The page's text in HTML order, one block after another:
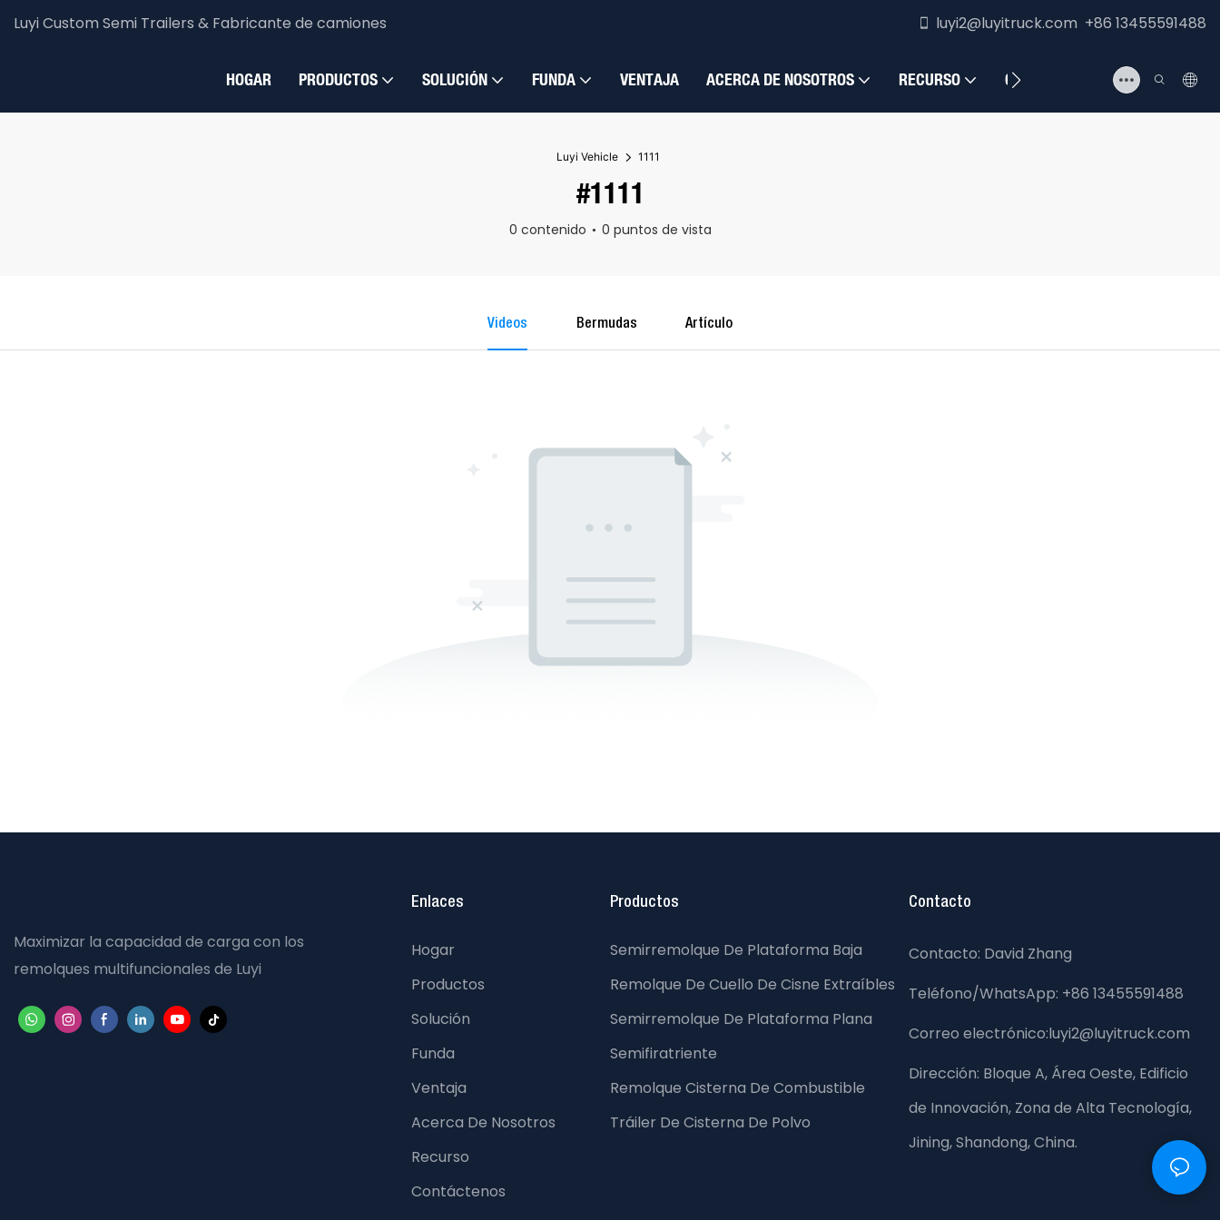
Luyi Custom Semi Trailers & Fabricante de camiones luyi2@luyitruck.com +86 13455591488
HOGAR PRODUCTOS SOLUCIÓN FUNDA VENTAJA ACERCA DE NOSOTROS RECURSO CONTÁCTENOS
Luyi Vehicle 1111
#1111
0 contenido 0 puntos de vista
Videos Bermudas Artículo
Maximizar la capacidad de carga con los
remolques multifuncionales de Luyi
Enlaces
Hogar
Productos
Solución
Funda
Ventaja
Acerca De Nosotros
Recurso
Contáctenos
Productos
Semirremolque De Plataforma Baja
Remolque De Cuello De Cisne Extraíbles
Semirremolque De Plataforma Plana
Semifiratriente
Remolque Cisterna De Combustible
Tráiler De Cisterna De Polvo
Contacto
Contacto: David Zhang
Teléfono/WhatsApp: +86 13455591488
Correo electrónico:luyi2@luyitruck.com
Dirección: Bloque A, Área Oeste, Edificio
de Innovación, Zona de Alta Tecnología,
Jining, Shandong, China.